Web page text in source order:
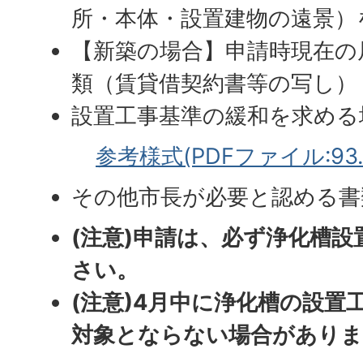
所・本体・設置建物の遠景
【新築の場合】申請時現在
類（賃貸借契約書等の写し）
設置工事基準の緩和を求め
参考様式(PDFファイル
その他市長が必要と認める
(注意)申請は、必ず浄化槽
さい。
(注意)4月中に浄化槽の設置
対象とならない場合があり